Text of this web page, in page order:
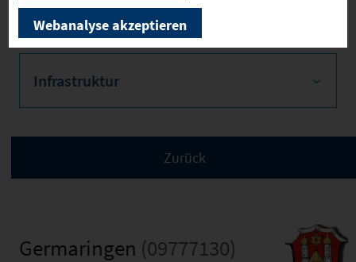
Infrastruktur
Germaringen (09777130)
Webanalyse akzeptieren